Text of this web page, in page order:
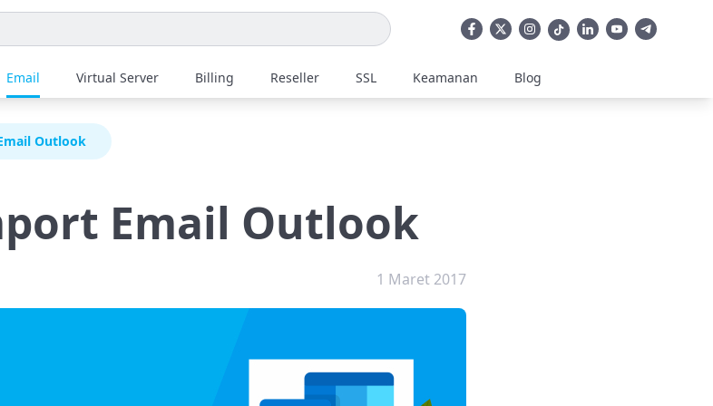
Email Virtual Server Billing Reseller SSL Keamanan Blog
Outlook
Email Outlook
1 Maret 2017